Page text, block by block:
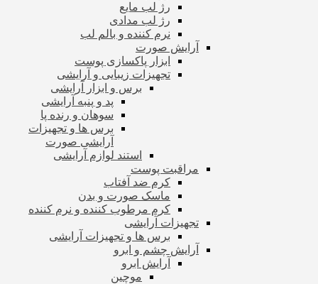
رژ لب مایع
رژ لب مدادی
نرم کننده و بالم لب
آرایش صورت
ابزار پاکسازی پوست
تجهیزات زیبایی و آرایشی
برس و ابزار آرایشی
پد و پنبه آرایشی
سوهان و رنده پا
برس ها و تجهیزات
آرایشی صورت
استند لوازم آرایشی
مراقبت پوست
کرم ضد آفتاب
ماسک صورت و بدن
کرم مرطوب کننده و نرم کننده
تجهیزات آرایشی
برس ها و تجهیزات آرایشی
آرایش چشم و ابرو
آرایش ابرو
موچین